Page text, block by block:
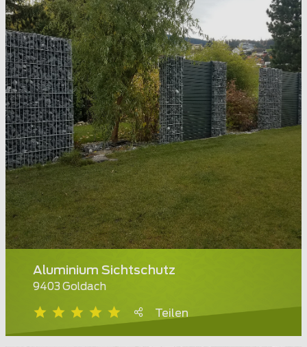
Aluminium Sichtschutz
9403 Goldach
Teilen